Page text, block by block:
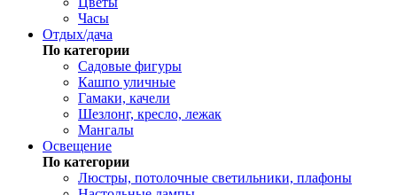
Часы
Отдых/дача
По категории
Садовые фигуры
Кашпо уличные
Гамаки, качели
Шезлонг, кресло, лежак
Мангалы
Освещение
По категории
Люстры, потолочные светильники, плафоны